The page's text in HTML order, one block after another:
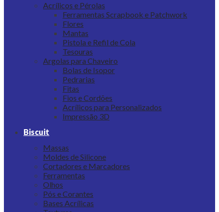
Acrílicos e Pérolas
Ferramentas Scrapbook e Patchwork
Flores
Mantas
Pistola e Refil de Cola
Tesouras
Argolas para Chaveiro
Bolas de Isopor
Pedrarias
Fitas
Fios e Cordões
Acrílicos para Personalizados
Impressão 3D
Biscuit
Massas
Moldes de Silicone
Cortadores e Marcadores
Ferramentas
Olhos
Pós e Corantes
Bases Acrílicas